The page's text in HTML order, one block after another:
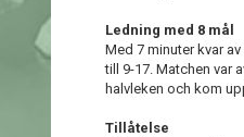
Ledning med 8 mål
Med 7 minuter kvar
till 9-17. Matchen var
halvleken och kom
Tillåtelse